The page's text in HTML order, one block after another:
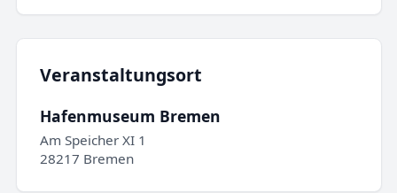
Veranstaltungsort
Hafenmuseum Bremen
Am Speicher XI 1
28217 Bremen